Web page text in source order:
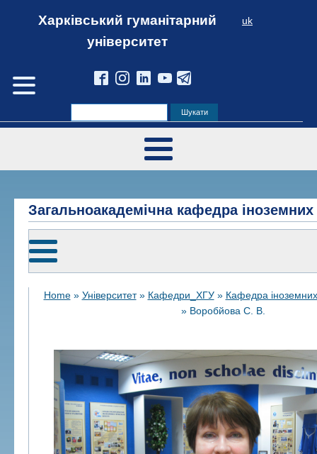
Харківський гуманітарний
університет
uk
Загальноакадемічна кафедра
Home» Університет» Кафедри_ХГУ» Кафедра
» Воробйова С. В.